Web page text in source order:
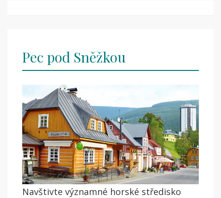
navigation
Pec pod Sněžkou
Navštivte významné horské středisko